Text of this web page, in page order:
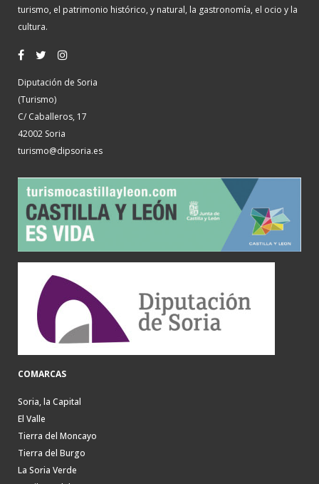
turismo, el patrimonio histórico, y natural, la gastronomía, el ocio y la
cultura.
Diputación de Soria
(Turismo)
C/ Caballeros, 17
42002 Soria
turismo@dipsoria.es
COMARCAS
Soria, la Capital
El Valle
Tierra del Moncayo
Tierra del Burgo
La Soria Verde